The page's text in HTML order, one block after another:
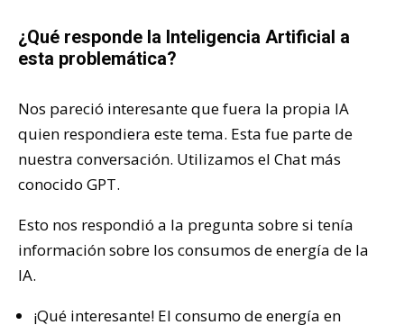
¿Qué responde la Inteligencia Artificial a
esta problemática?
Nos pareció interesante que fuera la propia IA
quien respondiera este tema. Esta fue parte de
nuestra conversación. Utilizamos el Chat más
conocido GPT.
Esto nos respondió a la pregunta sobre si tenía
información sobre los consumos de energía de la
IA.
¡Qué interesante! El consumo de energía en